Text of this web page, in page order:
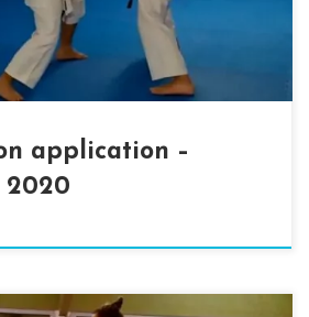
chez […]
application –
2020